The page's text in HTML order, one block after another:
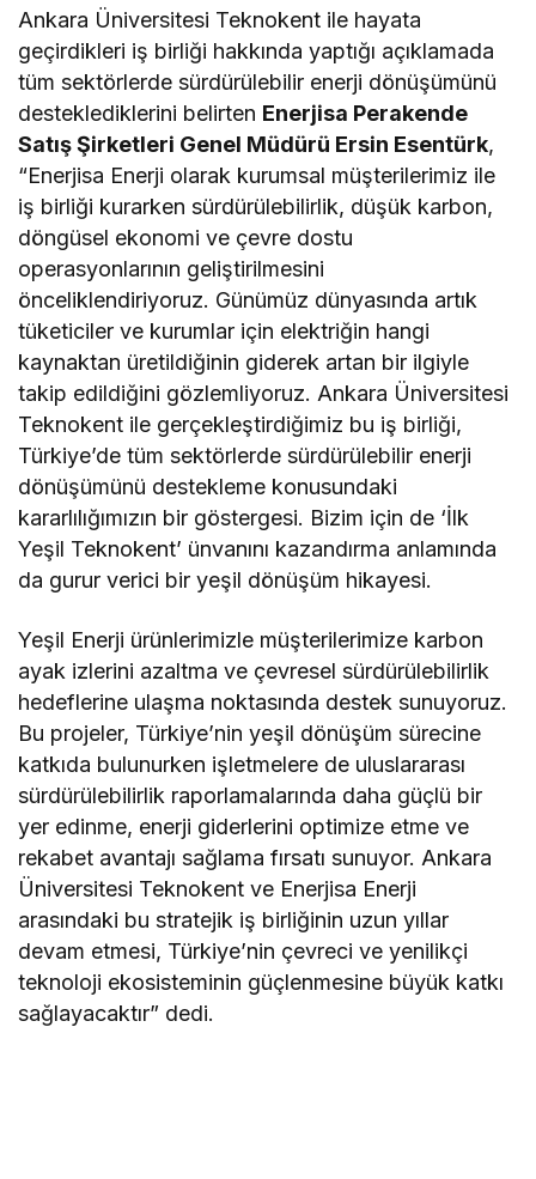
Ankara Üniversitesi Teknokent ile hayata
geçirdikleri iş birliği hakkında yaptığı açıklamada
tüm sektörlerde sürdürülebilir enerji dönüşümünü
desteklediklerini belirten Enerjisa Perakende
Satış Şirketleri Genel Müdürü Ersin Esentürk,
“Enerjisa Enerji olarak kurumsal müşterilerimiz ile
iş birliği kurarken sürdürülebilirlik, düşük karbon,
döngüsel ekonomi ve çevre dostu
operasyonlarının geliştirilmesini
önceliklendiriyoruz. Günümüz dünyasında artık
tüketiciler ve kurumlar için elektriğin hangi
kaynaktan üretildiğinin giderek artan bir ilgiyle
takip edildiğini gözlemliyoruz. Ankara Üniversitesi
Teknokent ile gerçekleştirdiğimiz bu iş birliği,
Türkiye’de tüm sektörlerde sürdürülebilir enerji
dönüşümünü destekleme konusundaki
kararlılığımızın bir göstergesi. Bizim için de ‘İlk
Yeşil Teknokent’ ünvanını kazandırma anlamında
da gurur verici bir yeşil dönüşüm hikayesi.
Yeşil Enerji ürünlerimizle müşterilerimize karbon
ayak izlerini azaltma ve çevresel sürdürülebilirlik
hedeflerine ulaşma noktasında destek sunuyoruz.
Bu projeler, Türkiye’nin yeşil dönüşüm sürecine
katkıda bulunurken işletmelere de uluslararası
sürdürülebilirlik raporlamalarında daha güçlü bir
yer edinme, enerji giderlerini optimize etme ve
rekabet avantajı sağlama fırsatı sunuyor. Ankara
Üniversitesi Teknokent ve Enerjisa Enerji
arasındaki bu stratejik iş birliğinin uzun yıllar
devam etmesi, Türkiye’nin çevreci ve yenilikçi
teknoloji ekosisteminin güçlenmesine büyük katkı
sağlayacaktır” dedi.